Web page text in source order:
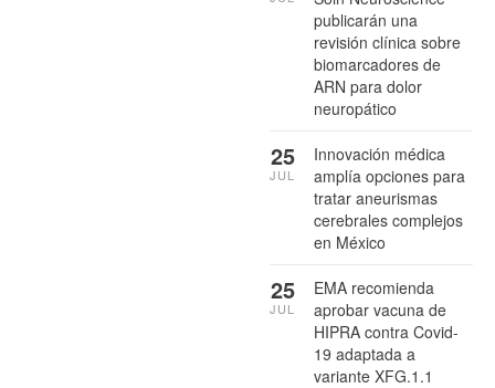
publicarán una
revisión clínica sobre
biomarcadores de
ARN para dolor
neuropático
Innovación médica
amplía opciones para
tratar aneurismas
cerebrales complejos
en México
25
JUL
EMA recomienda
aprobar vacuna de
HIPRA contra Covid-
19 adaptada a
variante XFG.1.1
25
JUL